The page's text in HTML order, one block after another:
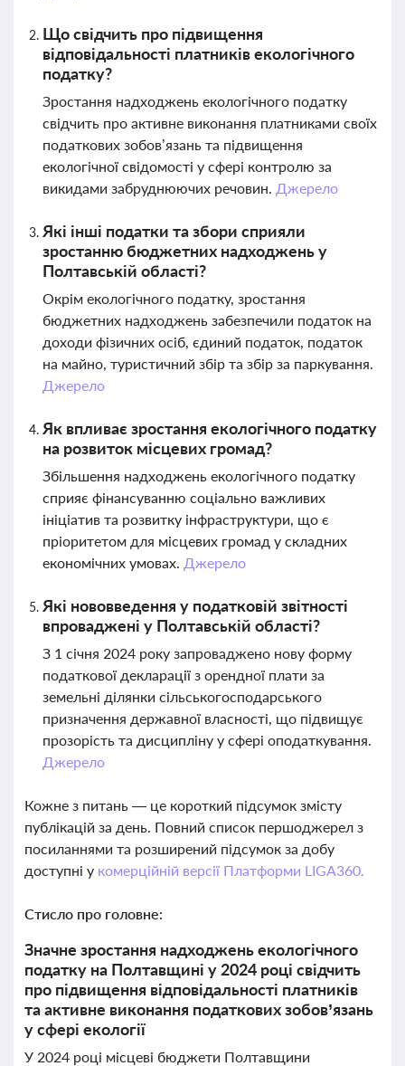
Що свідчить про підвищення
відповідальності платників екологічного
податку?
Зростання надходжень екологічного податку
свідчить про активне виконання платниками своїх
податкових зобов’язань та підвищення
екологічної свідомості у сфері контролю за
викидами забруднюючих речовин. Джерело
Які інші податки та збори сприяли
зростанню бюджетних надходжень у
Полтавській області?
Окрім екологічного податку, зростання
бюджетних надходжень забезпечили податок на
доходи фізичних осіб, єдиний податок, податок
на майно, туристичний збір та збір за паркування.
Джерело
Як впливає зростання екологічного податку
на розвиток місцевих громад?
Збільшення надходжень екологічного податку
сприяє фінансуванню соціально важливих
ініціатив та розвитку інфраструктури, що є
пріоритетом для місцевих громад у складних
економічних умовах. Джерело
Які нововведення у податковій звітності
впроваджені у Полтавській області?
З 1 січня 2024 року запроваджено нову форму
податкової декларації з орендної плати за
земельні ділянки сільськогосподарського
призначення державної власності, що підвищує
прозорість та дисципліну у сфері оподаткування.
Джерело
Кожне з питань — це короткий підсумок змісту
публікацій за день. Повний список першоджерел з
посиланнями та розширений підсумок за добу
доступні у комерційній версії Платформи LIGA360.
Стисло про головне:
Значне зростання надходжень екологічного
податку на Полтавщині у 2024 році свідчить
про підвищення відповідальності платників
та активне виконання податкових зобов’язань
у сфері екології
У 2024 році місцеві бюджети Полтавщини